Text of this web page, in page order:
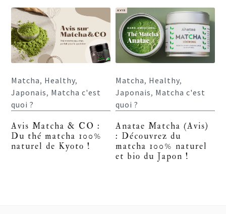
Matcha, Healthy,
Japonais, Matcha c'est
quoi ?
Avis Matcha & CO :
Du thé matcha 100%
naturel de Kyoto !
Matcha, Healthy,
Japonais, Matcha c'est
quoi ?
Anatae Matcha (Avis)
: Découvrez du
matcha 100% naturel
et bio du Japon !